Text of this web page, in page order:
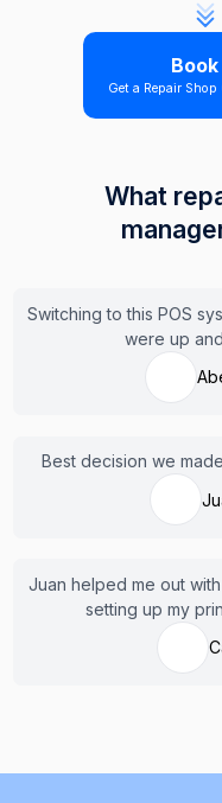
Get a Repair Shop
What
Switching to this POS
were up
Best decision we
Juan helped me out
setting up my